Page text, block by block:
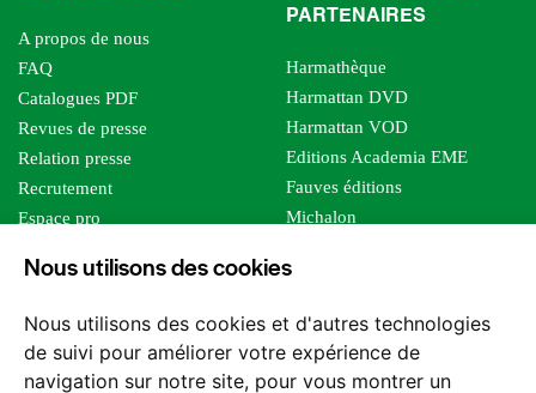
Nous utilisons des cookies
Nous utilisons des cookies et d'autres technologies
de suivi pour améliorer votre expérience de
navigation sur notre site, pour vous montrer un
A propos de nous
FAQ
Catalogues PDF
Revues de presse
Relation presse
Recrutement
Espace pro
Foreign rights
PARTENAIRES
Harmathèque
Harmattan DVD
Harmattan VOD
Editions Academia EME
Fauves éditions
Michalon
Editions Sutton
Les impliqués
Tous les éditeurs